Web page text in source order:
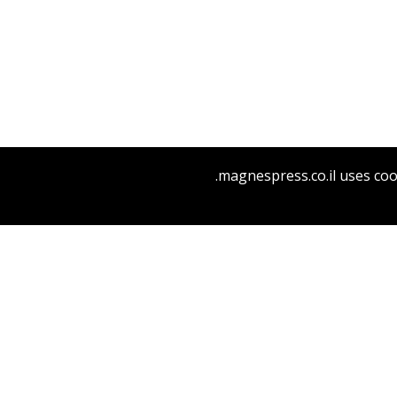
magnespress.co.il uses